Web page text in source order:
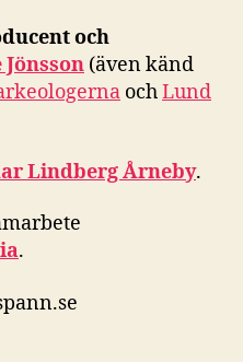
och
(även känd
ochLund
Lindberg Årneby.
.